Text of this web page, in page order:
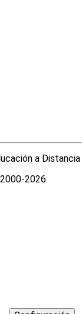
2026.